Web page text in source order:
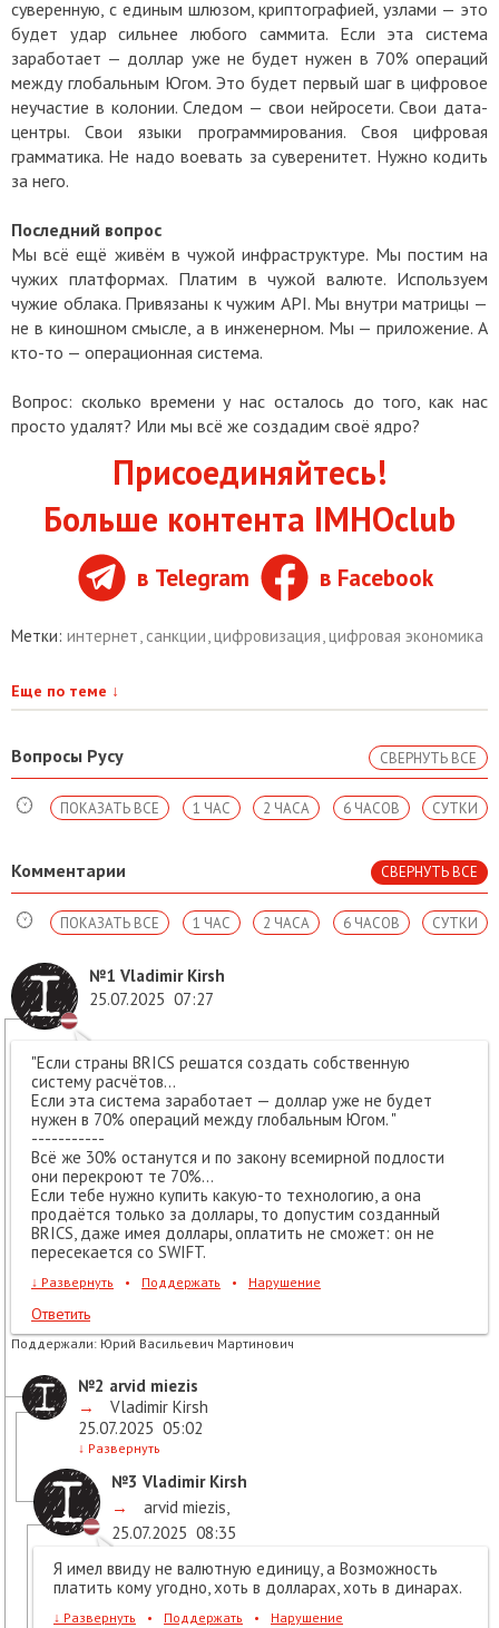
суверенную, с единым шлюзом, криптографией, узлами — это
будет удар сильнее любого саммита. Если эта система
заработает — доллар уже не будет нужен в 70% операций
между глобальным Югом. Это будет первый шаг в цифровое
неучастие в колонии. Следом — свои нейросети. Свои дата-
центры. Свои языки программирования. Своя цифровая
грамматика. Не надо воевать за суверенитет. Нужно кодить
за него.
Последний вопрос
Мы всё ещё живём в чужой инфраструктуре. Мы постим на
чужих платформах. Платим в чужой валюте. Используем
чужие облака. Привязаны к чужим API. Мы внутри матрицы —
не в киношном смысле, а в инженерном. Мы — приложение. А
кто-то — операционная система.
Вопрос: сколько времени у нас осталось до того, как нас
просто удалят? Или мы всё же создадим своё ядро?
Присоединяйтесь!
Больше контента IMHOclub
в Telegram в Facebook
Метки: интернет, санкции,цифровизация,цифровая экономика
Еще по теме ↓
Вопросы Русу СВЕРНУТЬ ВСЕ
СУТКИ
6 ЧАСОВ
2 ЧАСА
1 ЧАС
ПОКАЗАТЬ ВСЕ
Комментарии СВЕРНУТЬ ВСЕ
СУТКИ
6 ЧАСОВ
2 ЧАСА
1 ЧАС
ПОКАЗАТЬ ВСЕ
№1 Vladimir Kirsh
25.07.2025 07:27
"Если страны BRICS решатся создать собственную
систему расчётов...
Если эта система заработает — доллар уже не будет
нужен в 70% операций между глобальным Югом. "
-----------
Всё же 30% останутся и по закону всемирной подлости
они перекроют те 70%...
Если тебе нужно купить какую-то технологию, а она
продаётся только за доллары, то допустим созданный
BRICS, даже имея доллары, оплатить не сможет: он не
пересекается со SWIFT.
↓ Развернуть • Поддержать • Нарушение
Ответить
Поддержали: Юрий Васильевич Мартинович
№2 arvid miezis
→
Vladimir Kirsh
25.07.2025 05:02
↓ Развернуть
№3 Vladimir Kirsh
→
arvid miezis,
25.07.2025 08:35
Я имел ввиду не валютную единицу, а Возможность
платить кому угодно, хоть в долларах, хоть в динарах.
↓ Развернуть • Поддержать • Нарушение